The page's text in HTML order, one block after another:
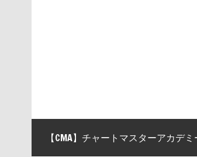
【CMA】チャートマスターアカデ